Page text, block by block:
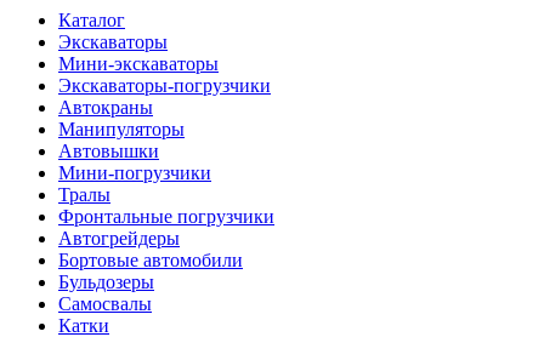
Каталог
Экскаваторы
Мини-экскаваторы
Экскаваторы-погрузчики
Автокраны
Манипуляторы
Автовышки
Мини-погрузчики
Тралы
Фронтальные погрузчики
Автогрейдеры
Бортовые автомобили
Бульдозеры
Самосвалы
Катки